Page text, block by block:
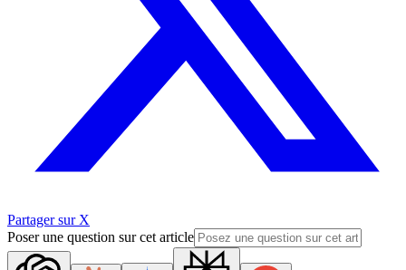
Partager sur X
Poser une question sur cet article